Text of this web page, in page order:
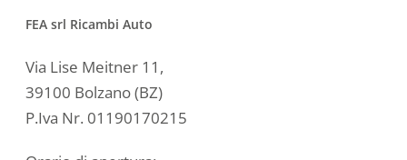
FEA srl Ricambi Auto
Via Lise Meitner 11,
39100 Bolzano (BZ)
P.Iva Nr. 01190170215